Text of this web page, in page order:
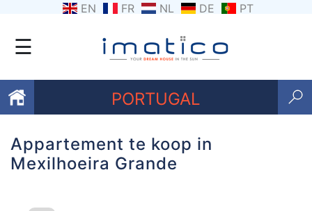
EN FR NL DE PT
☰
PORTUGAL
Favorieten
Appartement te koop in
Mexilhoeira Grande